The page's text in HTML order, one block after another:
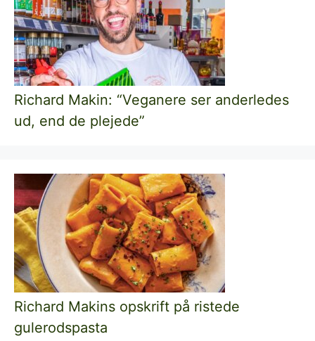
Richard Makin: “Veganere ser anderledes
ud, end de plejede”
Richard Makins opskrift på ristede
gulerodspasta